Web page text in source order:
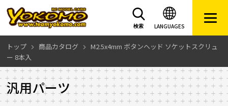
LANGUAGES
検索
トップ 商品カタログ
M2.5x4mm ボタンヘッド ソケットスクリュ
ー 8本入
汎用パーツ